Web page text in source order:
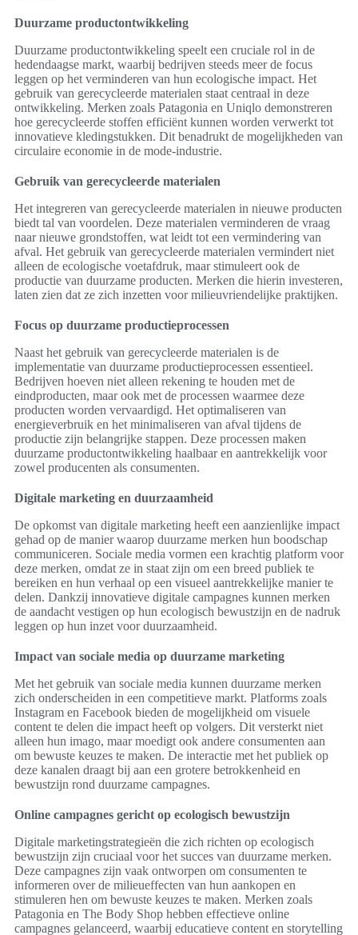
Duurzame productontwikkeling
Duurzame productontwikkeling speelt een cruciale rol in de
hedendaagse markt, waarbij bedrijven steeds meer de focus
leggen op het verminderen van hun ecologische impact. Het
gebruik van gerecycleerde materialen staat centraal in deze
ontwikkeling. Merken zoals Patagonia en Uniqlo demonstreren
hoe gerecycleerde stoffen efficiënt kunnen worden verwerkt tot
innovatieve kledingstukken. Dit benadrukt de mogelijkheden van
circulaire economie in de mode-industrie.
Gebruik van gerecycleerde materialen
Het integreren van gerecycleerde materialen in nieuwe producten
biedt tal van voordelen. Deze materialen verminderen de vraag
naar nieuwe grondstoffen, wat leidt tot een vermindering van
afval. Het gebruik van gerecycleerde materialen vermindert niet
alleen de ecologische voetafdruk, maar stimuleert ook de
productie van duurzame producten. Merken die hierin investeren,
laten zien dat ze zich inzetten voor milieuvriendelijke praktijken.
Focus op duurzame productieprocessen
Naast het gebruik van gerecycleerde materialen is de
implementatie van duurzame productieprocessen essentieel.
Bedrijven hoeven niet alleen rekening te houden met de
eindproducten, maar ook met de processen waarmee deze
producten worden vervaardigd. Het optimaliseren van
energieverbruik en het minimaliseren van afval tijdens de
productie zijn belangrijke stappen. Deze processen maken
duurzame productontwikkeling haalbaar en aantrekkelijk voor
zowel producenten als consumenten.
Digitale marketing en duurzaamheid
De opkomst van digitale marketing heeft een aanzienlijke impact
gehad op de manier waarop duurzame merken hun boodschap
communiceren. Sociale media vormen een krachtig platform voor
deze merken, omdat ze in staat zijn om een breed publiek te
bereiken en hun verhaal op een visueel aantrekkelijke manier te
delen. Dankzij innovatieve digitale campagnes kunnen merken
de aandacht vestigen op hun ecologisch bewustzijn en de nadruk
leggen op hun inzet voor duurzaamheid.
Impact van sociale media op duurzame marketing
Met het gebruik van sociale media kunnen duurzame merken
zich onderscheiden in een competitieve markt. Platforms zoals
Instagram en Facebook bieden de mogelijkheid om visuele
content te delen die impact heeft op volgers. Dit versterkt niet
alleen hun imago, maar moedigt ook andere consumenten aan
om bewuste keuzes te maken. De interactie met het publiek op
deze kanalen draagt bij aan een grotere betrokkenheid en
bewustzijn rond duurzame campagnes.
Online campagnes gericht op ecologisch bewustzijn
Digitale marketingstrategieën die zich richten op ecologisch
bewustzijn zijn cruciaal voor het succes van duurzame merken.
Deze campagnes zijn vaak ontworpen om consumenten te
informeren over de milieueffecten van hun aankopen en
stimuleren hen om bewuste keuzes te maken. Merken zoals
Patagonia en The Body Shop hebben effectieve online
campagnes gelanceerd, waarbij educatieve content en storytelling